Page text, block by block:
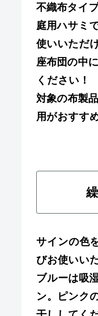
不織布タイ
庭用ハサミ
使いいただ
座布団の中
ください！
対象の布製
用がおすす
サインの色
びお使いい
ブルーは吸
ン。ピンク